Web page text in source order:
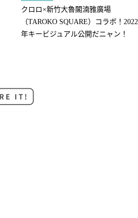
クロロ×新竹大魯閣湳雅廣場
（TAROKO SQUARE）コラボ！2022
年キービジュアル公開だニャン！